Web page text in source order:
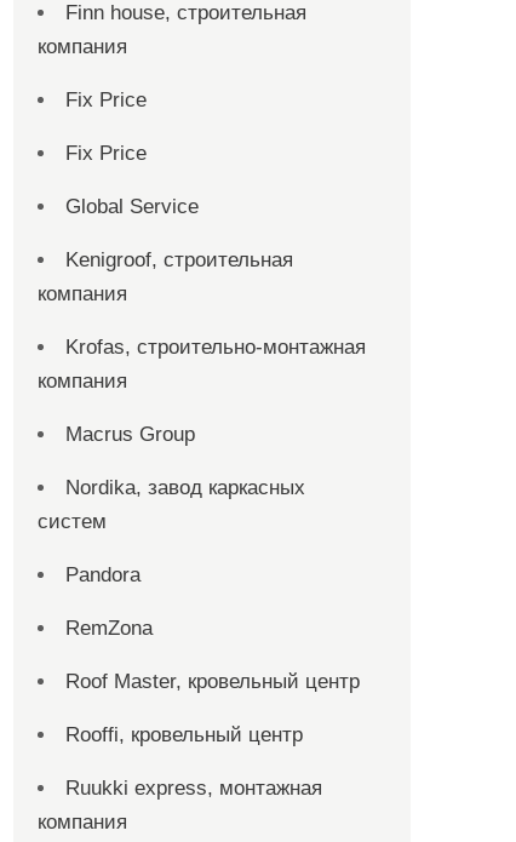
Finn house, строительная
компания
Fix Price
Fix Price
Global Service
Kenigroof, строительная
компания
Krofas, строительно-монтажная
компания
Macrus Group
Nordika, завод каркасных
систем
Pandora
RemZona
Roof Master, кровельный центр
Rooffi, кровельный центр
Ruukki express, монтажная
компания